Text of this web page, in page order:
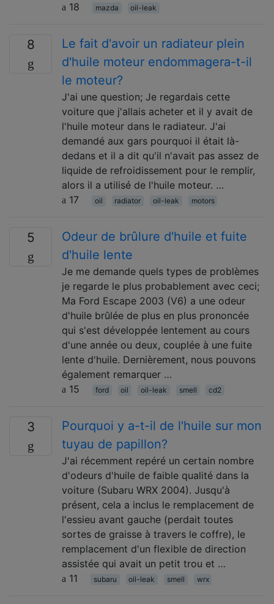
18
mazda oil-leak
8
Le fait d'avoir un radiateur plein
d'huile moteur endommagera-t-il
le moteur?
J'ai une question; Je regardais cette
voiture que j'allais acheter et il y avait de
l'huile moteur dans le radiateur. J'ai
demandé aux gars pourquoi il était là-
dedans et il a dit qu'il n'avait pas assez de
liquide de refroidissement pour le remplir,
alors il a utilisé de l'huile moteur. …
17
oil radiator oil-leak motors
5
Odeur de brûlure d'huile et fuite
d'huile lente
Je me demande quels types de problèmes
je regarde le plus probablement avec ceci;
Ma Ford Escape 2003 (V6) a une odeur
d'huile brûlée de plus en plus prononcée
qui s'est développée lentement au cours
d'une année ou deux, couplée à une fuite
lente d'huile. Dernièrement, nous pouvons
également remarquer …
15
ford oil oil-leak smell cd2
3
Pourquoi y a-t-il de l'huile sur mon
tuyau de papillon?
J'ai récemment repéré un certain nombre
d'odeurs d'huile de faible qualité dans la
voiture (Subaru WRX 2004). Jusqu'à
présent, cela a inclus le remplacement de
l'essieu avant gauche (perdait toutes
sortes de graisse à travers le coffre), le
remplacement d'un flexible de direction
assistée qui avait un petit trou et …
11
subaru oil-leak smell wrx